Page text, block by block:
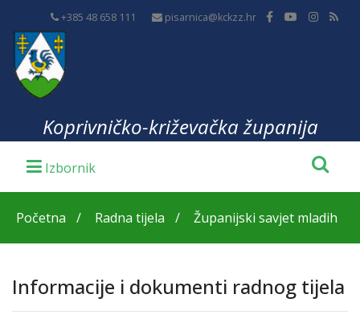
+385 48 658 111 pisarnica@kckzz.hr
Koprivničko-križevačka županija
Početna Radna tijela Županijski savjet mladih
Informacije i dokumenti radnog tijela